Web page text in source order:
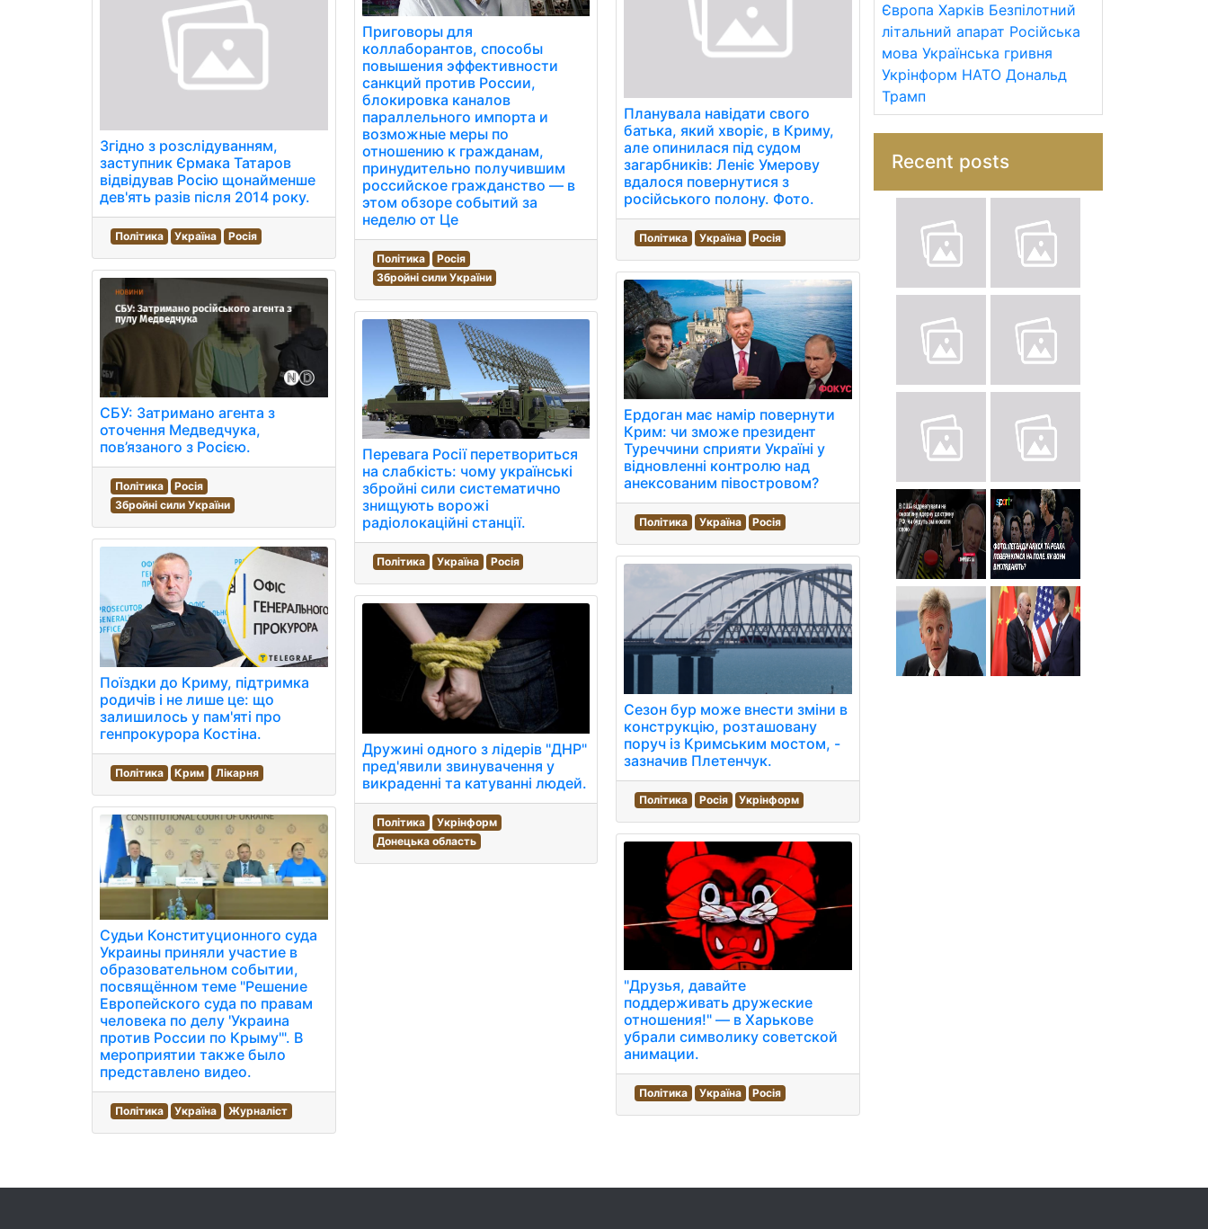
Згідно з розслідуванням,
заступник Єрмака Татаров
відвідував Росію щонайменше
дев'ять разів після 2014 року.
Політика Україна Росія
СБУ: Затримано агента з
оточення Медведчука,
пов’язаного з Росією.
Політика
Росія
Збройні сили України
Поїздки до Криму, підтримка
родичів і не лише це: що
залишилось у пам'яті про
генпрокурора Костіна.
Політика Крим Лікарня
Судьи Конституционного суда
Украины приняли участие в
образовательном событии,
посвящённом теме "Решение
Европейского суда по правам
человека по делу 'Украина
против России по Крыму'". В
мероприятии также было
представлено видео.
Політика Україна Журналіст
Приговоры для
коллаборантов, способы
повышения эффективности
санкций против России,
блокировка каналов
параллельного импорта и
возможные меры по
отношению к гражданам,
принудительно получившим
российское гражданство — в
этом обзоре событий за
неделю от Це
Політика
Росія
Збройні сили України
Перевага Росії перетвориться
на слабкість: чому українські
збройні сили систематично
знищують ворожі
радіолокаційні станції.
Політика Україна Росія
Дружині одного з лідерів "ДНР"
пред'явили звинувачення у
викраденні та катуванні людей.
Політика
Укрінформ
Донецька область
Планувала навідати свого
батька, який хворіє, в Криму,
але опинилася під судом
загарбників: Леніє Умерову
вдалося повернутися з
російського полону. Фото.
Політика Україна Росія
Ердоган має намір повернути
Крим: чи зможе президент
Туреччини сприяти Україні у
відновленні контролю над
анексованим півостровом?
Політика Україна Росія
Сезон бур може внести зміни в
конструкцію, розташовану
поруч із Кримським мостом, -
зазначив Плетенчук.
Політика Росія Укрінформ
"Друзья, давайте
поддерживать дружеские
отношения!" — в Харькове
убрали символику советской
анимации.
Політика Україна Росія
Європа Харків Безпілотний
літальний апарат Російська
мова Українська гривня
Укрінформ НАТО Дональд
Трамп
Recent posts